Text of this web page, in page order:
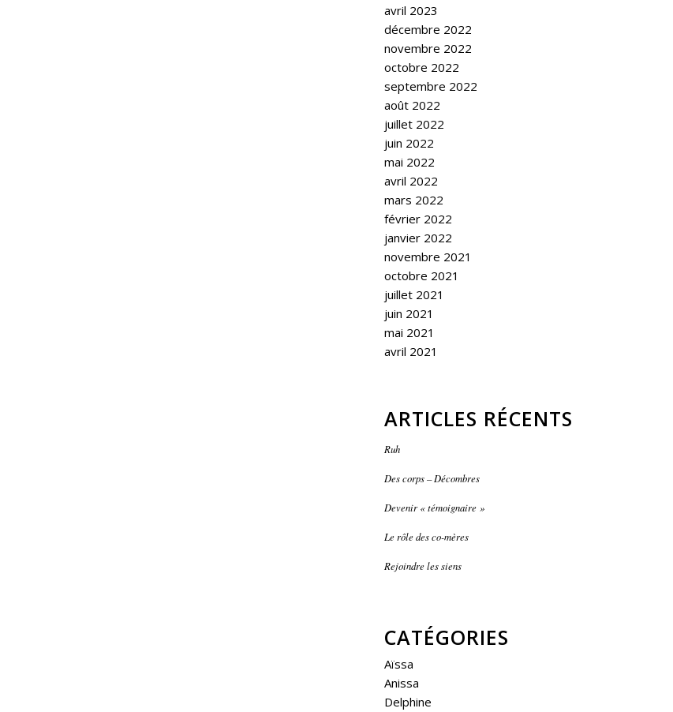
avril 2023
décembre 2022
novembre 2022
octobre 2022
septembre 2022
août 2022
juillet 2022
juin 2022
mai 2022
avril 2022
mars 2022
février 2022
janvier 2022
novembre 2021
octobre 2021
juillet 2021
juin 2021
mai 2021
avril 2021
ARTICLES RÉCENTS
Ruh
Des corps – Décombres
Devenir « témoignaire »
Le rôle des co-mères
Rejoindre les siens
CATÉGORIES
Aïssa
Anissa
Delphine